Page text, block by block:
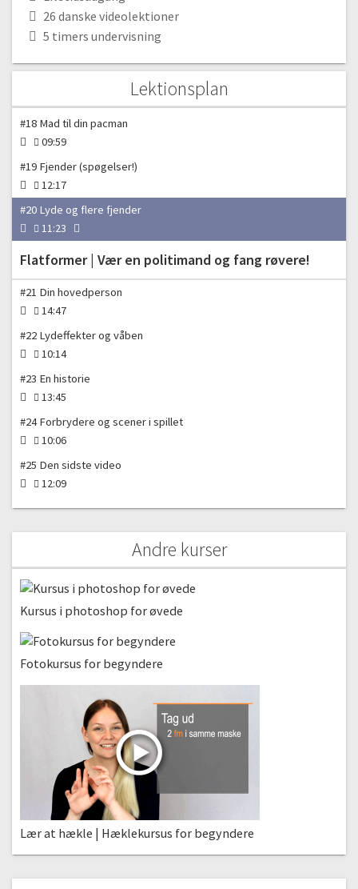
26 danske videolektioner
5 timers undervisning
Lektionsplan
Pacman | En klassiker
#16 Din egen pacman
#18 Mad til din pacman
09:59
#19 Fjender (spøgelser!)
12:17
#20 Lyde og flere fjender
11:23
Flatformer | Vær en politimand og fang røvere!
#21 Din hovedperson
14:47
#22 Lydeffekter og våben
10:14
#23 En historie
13:45
#24 Forbrydere og scener i spillet
10:06
#25 Den sidste video
12:09
Andre kurser
Kursus i photoshop for øvede
Fotokursus for begyndere
Lær at hækle | Hæklekursus for begyndere